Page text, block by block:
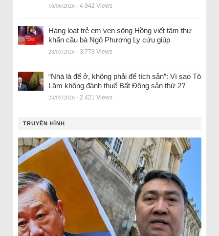
16/06/2026 - 4.942 Views
Hàng loạt trẻ em ven sông Hồng viết tâm thư
khẩn cầu bà Ngô Phương Ly cứu giúp
28/05/2026 - 3.773 Views
“Nhà là để ở, không phải để tích sản”: Vì sao Tô
Lâm không đánh thuế Bất Động sản thứ 2?
24/05/2026 - 2.421 Views
TRUYỀN HÌNH